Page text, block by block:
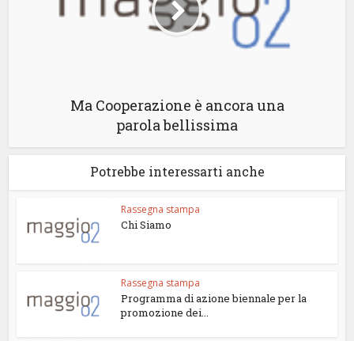
Ma Cooperazione è ancora una
parola bellissima
Potrebbe interessarti anche
Rassegna stampa
Chi Siamo
Rassegna stampa
Programma di azione biennale per la
promozione dei...